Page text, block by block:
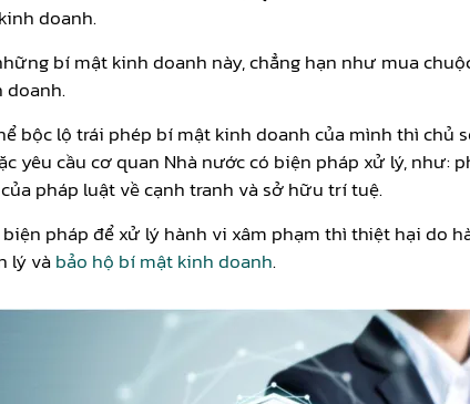
doanh.
bí mật kinh doanh này, chẳng hạn như mua
doanh.
bộc lộ trái phép bí mật kinh doanh của mình thì
cầu cơ quan Nhà nước có biện pháp xử lý, như:
pháp luật về cạnh tranh và sở hữu trí tuệ.
pháp để xử lý hành vi xâm phạm thì thiệt hại do
lý vàbảo hộ bí mật kinh doanh.